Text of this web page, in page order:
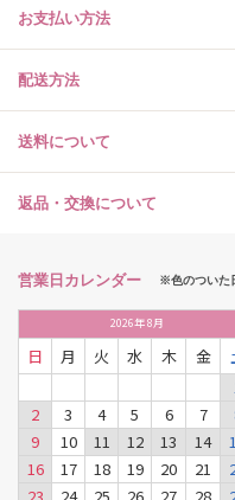
お支払い方法
配送方法
送料について
返品・交換について
営業日カレンダー ※色のついた
2026年8月
日 月 火 水 木 金
2
3 4 5 6 7
9
10 11 12 13 14
16
17 18 19 20 21